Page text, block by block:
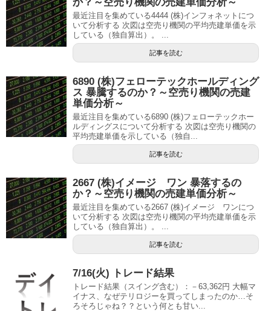
最近注目を集めている4444 (株)インフォネットにつ
いて分析する 次図は空売り機関の平均売建単価を示
している（独自算出）。 ...
記事を読む
6890 (株)フェローテックホールディング
ス 暴騰するのか？～空売り機関の売建
単価分析～
最近注目を集めている6890 (株)フェローテックホー
ルディングスについて分析する 次図は空売り機関の
平均売建単価を示している（独自...
記事を読む
2667 (株)イメージ ワン 暴落するの
か？～空売り機関の売建単価分析～
最近注目を集めている2667 (株)イメージ ワンにつ
いて分析する 次図は空売り機関の平均売建単価を示
している（独自算出）。 ...
記事を読む
7/16(火) トレード結果
トレード結果（スイング含む）：－63,362円 大幅マ
イナス、なぜテリロジーを買ってしまったのか…そ
ろそろじゃね？？という何とも甘い...